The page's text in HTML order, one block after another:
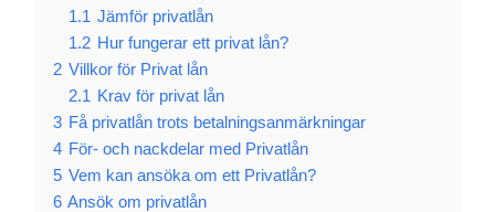
1.1 Jämför privatlån
1.2 Hur fungerar ett privat lån?
2 Villkor för Privat lån
2.1 Krav för privat lån
3 Få privatlån trots betalningsanmärkningar
4 För- och nackdelar med Privatlån
5 Vem kan ansöka om ett Privatlån?
6 Ansök om privatlån